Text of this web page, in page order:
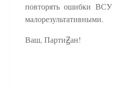
повторять ошибки ВСУ
малорезультативными.
Ваш, ПартиꙂан!